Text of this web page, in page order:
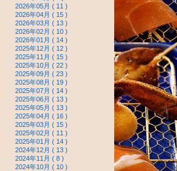
2026年05月 ( 11 )
2026年04月 ( 15 )
2026年03月 ( 13 )
2026年02月 ( 10 )
2026年01月 ( 14 )
2025年12月 ( 12 )
2025年11月 ( 15 )
2025年10月 ( 22 )
2025年09月 ( 23 )
2025年08月 ( 19 )
2025年07月 ( 14 )
2025年06月 ( 13 )
2025年05月 ( 13 )
2025年04月 ( 16 )
2025年03月 ( 15 )
2025年02月 ( 11 )
2025年01月 ( 14 )
2024年12月 ( 13 )
2024年11月 ( 8 )
2024年10月 ( 10 )